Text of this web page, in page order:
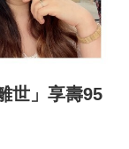
世」享壽95